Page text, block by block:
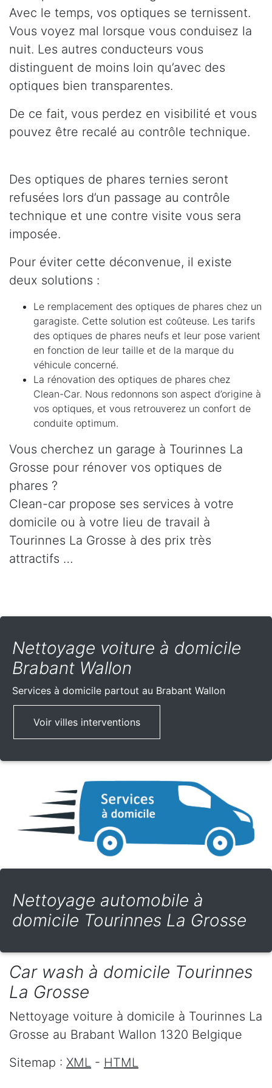
Avec le temps, vos optiques se ternissent.
Vous voyez mal lorsque vous conduisez la
nuit. Les autres conducteurs vous
distinguent de moins loin qu’avec des
optiques bien transparentes.
De ce fait, vous perdez en visibilité et vous
pouvez être recalé au contrôle technique.
Des optiques de phares ternies seront
refusées lors d’un passage au contrôle
technique et une contre visite vous sera
imposée.
Pour éviter cette déconvenue, il existe
deux solutions :
Le remplacement des optiques de phares chez un
garagiste. Cette solution est coûteuse. Les tarifs
des optiques de phares neufs et leur pose varient
en fonction de leur taille et de la marque du
véhicule concerné.
La rénovation des optiques de phares chez
Clean-Car. Nous redonnons son aspect d’origine à
vos optiques, et vous retrouverez un confort de
conduite optimum.
Vous cherchez un garage à Tourinnes La
Grosse pour rénover vos optiques de
phares ?
Clean-car propose ses services à votre
domicile ou à votre lieu de travail à
Tourinnes La Grosse à des prix très
attractifs …
Nettoyage voiture à domicile
Brabant Wallon
Services à domicile partout au Brabant Wallon
Voir villes interventions
Nettoyage automobile à
domicile Tourinnes La Grosse
Car wash à domicile Tourinnes
La Grosse
Nettoyage voiture à domicile à Tourinnes La
Grosse au Brabant Wallon 1320 Belgique
Sitemap : XML - HTML